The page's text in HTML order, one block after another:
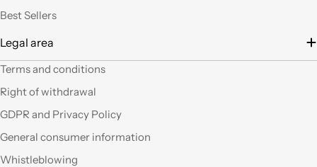
vuote.Bravi contenute
Best Sellers
Legal area
Terms and conditions
Right of withdrawal
GDPR and Privacy Policy
General consumer information
Whistleblowing